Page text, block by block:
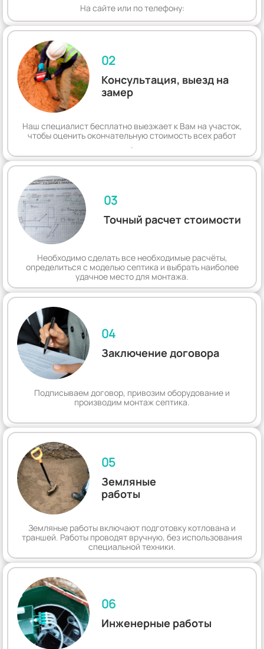
На сайте или по телефону:
02
Консультация, выезд на
замер
Наш специалист бесплатно выезжает к Вам на участок,
чтобы оценить окончательную стоимость всех работ
.
03
Точный расчет стоимости
Необходимо сделать все необходимые расчёты,
определиться с моделью септика и выбрать наиболее
удачное место для монтажа.
04
Заключение договора
Подписываем договор, привозим оборудование и
производим монтаж септика.
05
Земляные
работы
Земляные работы включают подготовку котлована и
траншей. Работы проводят вручную, без использования
специальной техники.
06
Инженерные работы